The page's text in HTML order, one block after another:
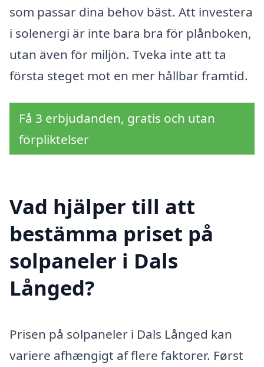
som passar dina behov bäst. Att investera
i solenergi är inte bara bra för plånboken,
utan även för miljön. Tveka inte att ta
första steget mot en mer hållbar framtid.
Få 3 erbjudanden, gratis och utan
förpliktelser
Vad hjälper till att
bestämma priset på
solpaneler i Dals
Långed?
Prisen på solpaneler i Dals Långed kan
variere afhængigt af flere faktorer. Først